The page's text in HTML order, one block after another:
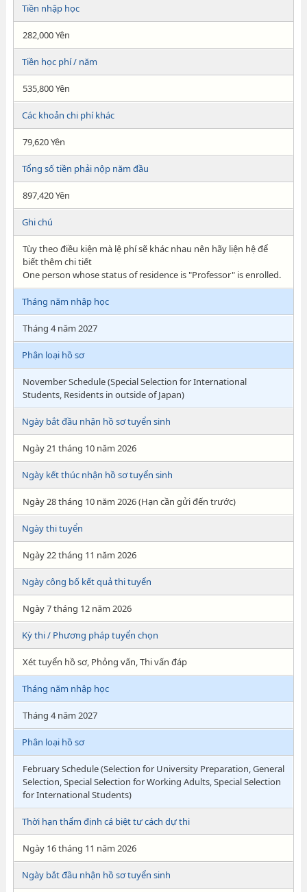
Tiền nhập học
282,000 Yên
Tiền học phí / năm
535,800 Yên
Các khoản chi phí khác
79,620 Yên
Tổng số tiền phải nộp năm đầu
897,420 Yên
Ghi chú
Tùy theo điều kiện mà lệ phí sẽ khác nhau nên hãy liện hệ để
biết thêm chi tiết
One person whose status of residence is "Professor" is enrolled.
Tháng năm nhập học
Tháng 4 năm 2027
Phân loại hồ sơ
November Schedule (Special Selection for International
Students, Residents in outside of Japan)
Ngày bắt đầu nhận hồ sơ tuyển sinh
Ngày 21 tháng 10 năm 2026
Ngày kết thúc nhận hồ sơ tuyển sinh
Ngày 28 tháng 10 năm 2026 (Hạn cần gửi đến trước)
Ngày thi tuyển
Ngày 22 tháng 11 năm 2026
Ngày công bố kết quả thi tuyển
Ngày 7 tháng 12 năm 2026
Kỳ thi / Phương pháp tuyển chọn
Xét tuyển hồ sơ, Phỏng vấn, Thi vấn đáp
Tháng năm nhập học
Tháng 4 năm 2027
Phân loại hồ sơ
February Schedule (Selection for University Preparation, General
Selection, Special Selection for Working Adults, Special Selection
for International Students)
Thời hạn thẩm định cá biệt tư cách dự thi
Ngày 16 tháng 11 năm 2026
Ngày bắt đầu nhận hồ sơ tuyển sinh